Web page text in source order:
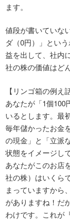
ます。
値段が書いていな
ダ（0円）」とい
益を出して、社内
社の株の価値はど
【リンゴ箱の例え
あなたが「1個100
いるとします。最
毎年儲かったお金
の現金」と「立派
状態をイメージし
あなたがこのお店
社の株）はいくら
まっていますから
がありますね！だ
わけです。これが